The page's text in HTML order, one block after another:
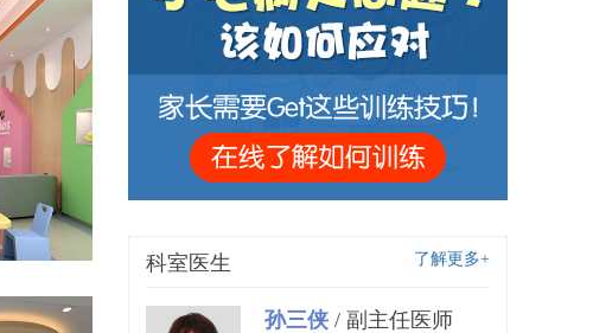
了解更多+
科室医生
孙三侠 / 副主任医师